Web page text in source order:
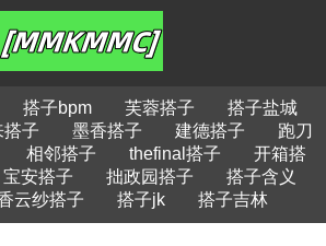
搭子bpm 芙蓉搭子
搭子盐城
搭子 墨香搭子 建德搭子
跑刀
相邻搭子 thefinal搭子
开箱搭
宝安搭子 拙政园搭子
搭子含义
云纱搭子 搭子jk 搭子吉林